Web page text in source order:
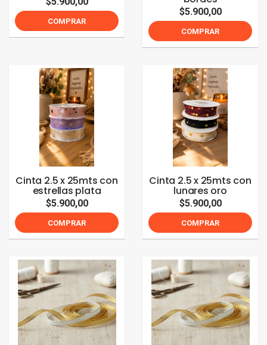
COMPRAR
$5.900,00
COMPRAR
Cinta 2.5 x 25mts con
estrellas plata
$5.900,00
COMPRAR
Cinta 2.5 x 25mts con
lunares oro
$5.900,00
COMPRAR